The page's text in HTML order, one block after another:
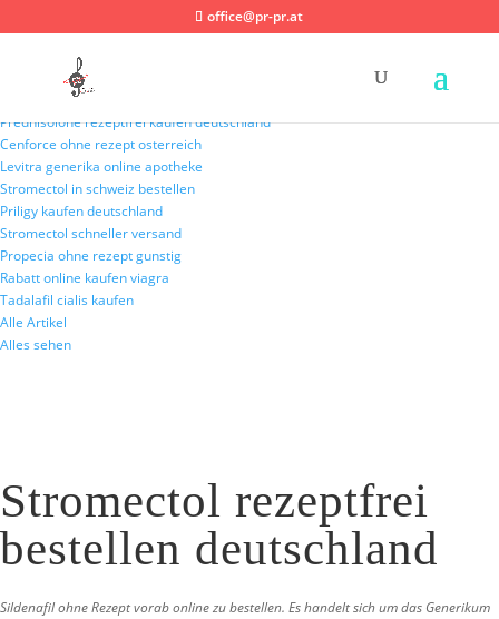
Neueste Nachrichten:
Stromectol ohne rezept deutschland
Prednisolone rezeptfrei kaufen deutschland
Cenforce ohne rezept osterreich
Levitra generika online apotheke
Stromectol in schweiz bestellen
Priligy kaufen deutschland
Stromectol schneller versand
Propecia ohne rezept gunstig
Rabatt online kaufen viagra
Tadalafil cialis kaufen
Alle Artikel
Alles sehen
office@pr-pr.at
Stromectol rezeptfrei
bestellen deutschland
Sildenafil ohne Rezept vorab online zu bestellen. Es handelt sich um das Generikum